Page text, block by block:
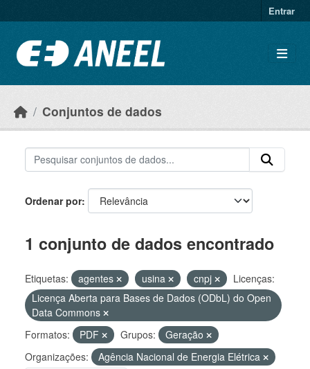
Entrar
Conjuntos de dados
Ordenar por
1 conjunto de dados encontrado
Etiquetas: agentes usina cnpj
Licenças:
Licença Aberta para Bases de Dados (ODbL) do Open
Data Commons
Formatos:
PDF Grupos:
Geração
Organizações:
Agência Nacional de Energia Elétrica